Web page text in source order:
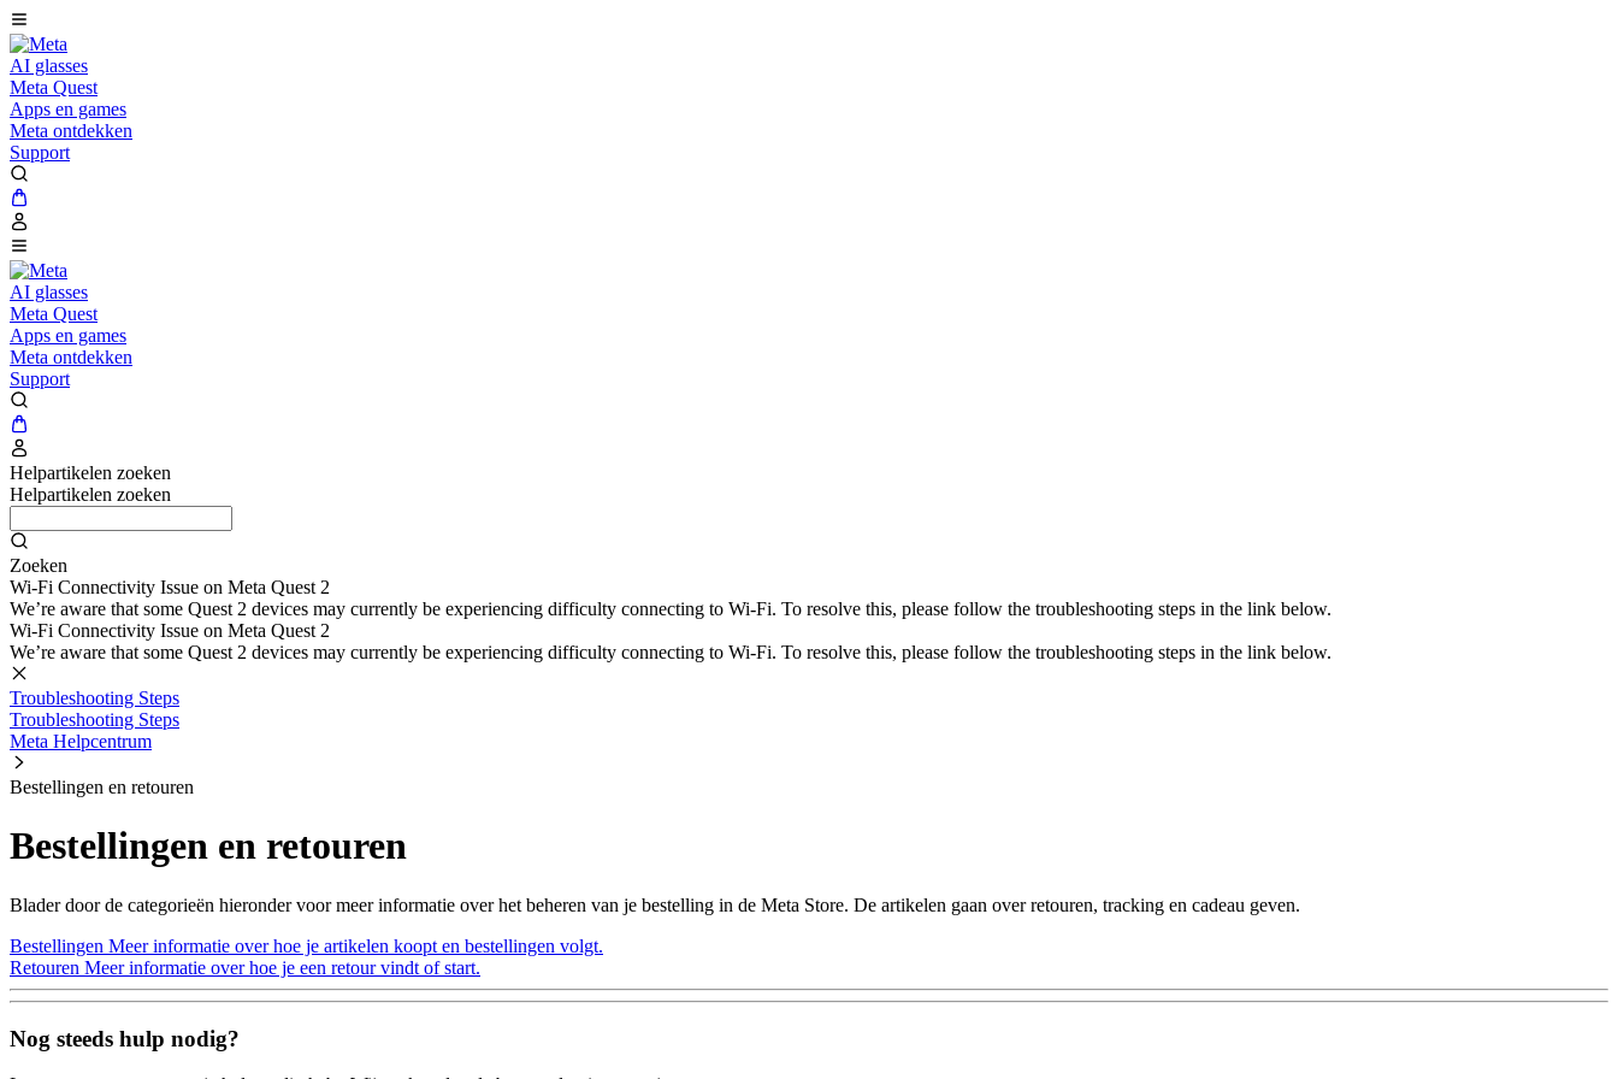
AI glasses
Meta Quest
Apps en games
Meta ontdekken
Support
AI glasses
Meta Quest
Apps en games
Meta ontdekken
Support
Helpartikelen zoeken
Helpartikelen zoeken
Zoeken
Wi-Fi Connectivity Issue on Meta Quest 2
We’re aware that some Quest 2 devices may currently be experiencing difficulty connecting to Wi-Fi. To resolve this, please follow the troubleshooting steps in the link below.
Wi-Fi Connectivity Issue on Meta Quest 2
We’re aware that some Quest 2 devices may currently be experiencing difficulty connecting to Wi-Fi. To resolve this, please follow the troubleshooting steps in the link below.
Troubleshooting Steps
Troubleshooting Steps
Meta Helpcentrum
Bestellingen en retouren
Bestellingen en retouren
Blader door de categorieën hieronder voor meer informatie over het beheren van je bestelling in de Meta Store. De artikelen gaan over retouren, tracking en cadeau geven.
Bestellingen Meer informatie over hoe je artikelen koopt en bestellingen volgt.
Retouren Meer informatie over hoe je een retour vindt of start.
Nog steeds hulp nodig?